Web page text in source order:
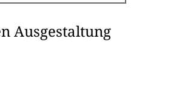
Ausgestaltung